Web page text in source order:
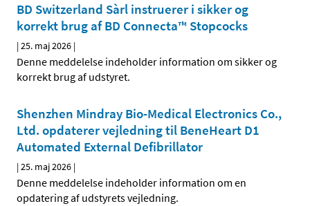
BD Switzerland Sàrl instruerer i sikker og
korrekt brug af BD Connecta™ Stopcocks
|25. maj 2026 |
Denne meddelelse indeholder information om sikker og
korrekt brug af udstyret.
Shenzhen Mindray Bio-Medical Electronics Co.,
Ltd. opdaterer vejledning til BeneHeart D1
Automated External Defibrillator
|25. maj 2026 |
Denne meddelelse indeholder information om en
opdatering af udstyrets vejledning.